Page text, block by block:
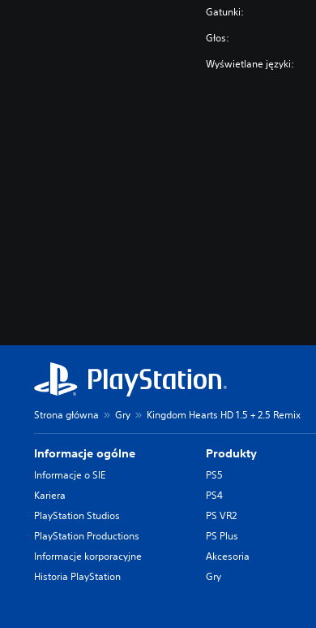
Gatunki:
Głos:
Wyświetlane języki:
Strona główna Gry Kingdom Hearts HD 1.5 + 2.5 Remix
Informacje ogólne
Informacje o SIE
Kariera
PlayStation Studios
PlayStation Productions
Informacje korporacyjne
Historia PlayStation
Produkty
PS5
PS4
PS VR2
PS Plus
Akcesoria
Gry